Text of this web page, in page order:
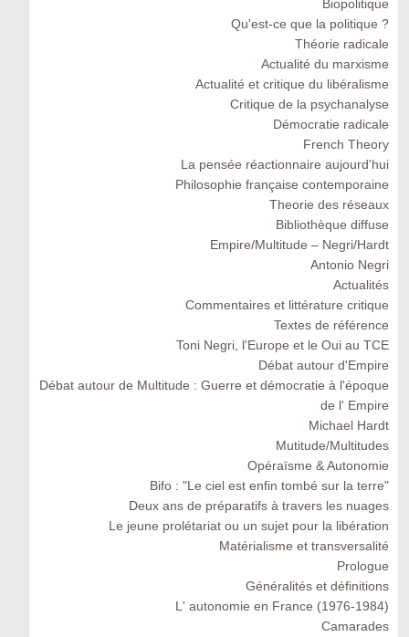
Biopolitique
Qu'est-ce que la politique ?
Théorie radicale
Actualité du marxisme
Actualité et critique du libéralisme
Critique de la psychanalyse
Démocratie radicale
French Theory
La pensée réactionnaire aujourd'hui
Philosophie française contemporaine
Theorie des réseaux
Bibliothèque diffuse
Empire/Multitude – Negri/Hardt
Antonio Negri
Actualités
Commentaires et littérature critique
Textes de référence
Toni Negri, l'Europe et le Oui au TCE
Débat autour d'Empire
Débat autour de Multitude : Guerre et démocratie à l'époque
de l' Empire
Michael Hardt
Mutitude/Multitudes
Opéraïsme & Autonomie
Bifo : "Le ciel est enfin tombé sur la terre"
Deux ans de préparatifs à travers les nuages
Le jeune prolétariat ou un sujet pour la libération
Matérialisme et transversalité
Prologue
Généralités et définitions
L' autonomie en France (1976-1984)
Camarades